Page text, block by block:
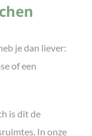
je dan liever:
of een
is dit de
In onze